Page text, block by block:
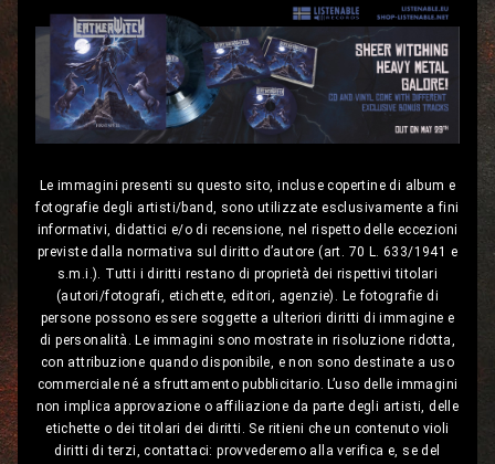
Le immagini presenti su questo sito, incluse copertine di album e
fotografie degli artisti/band, sono utilizzate esclusivamente a fini
informativi, didattici e/o di recensione, nel rispetto delle eccezioni
previste dalla normativa sul diritto d’autore (art. 70 L. 633/1941 e
s.m.i.). Tutti i diritti restano di proprietà dei rispettivi titolari
(autori/fotografi, etichette, editori, agenzie). Le fotografie di
persone possono essere soggette a ulteriori diritti di immagine e
di personalità. Le immagini sono mostrate in risoluzione ridotta,
con attribuzione quando disponibile, e non sono destinate a uso
commerciale né a sfruttamento pubblicitario. L’uso delle immagini
non implica approvazione o affiliazione da parte degli artisti, delle
etichette o dei titolari dei diritti. Se ritieni che un contenuto violi
diritti di terzi, contattaci: provvederemo alla verifica e, se del